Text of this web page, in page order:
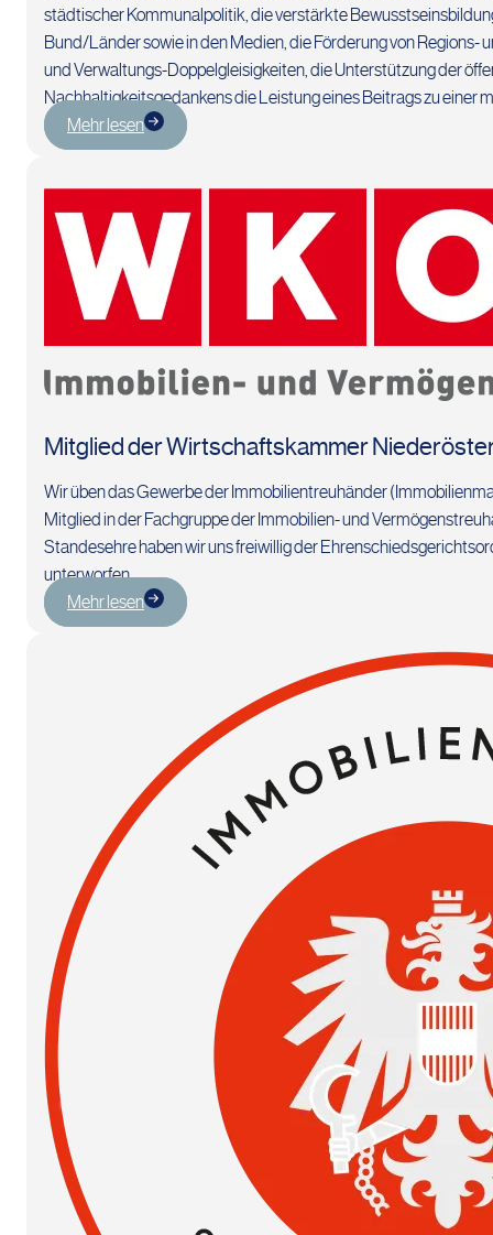
städtischer Kommunalpolitik, die verstärkte
Bund/Länder sowie in den Medien, die Förderung von
und Verwaltungs-Doppelgleisigkeiten, die Unterstützung der
Nachhaltigkeitsgedankens die Leistung eines Beitrags zu einer
Mehr lesen
Mitglied der Wirtschaftskammer
Wir üben das Gewerbe der Immobilientreuhänder
Mitglied in der Fachgruppe der Immobilien- und
Standesehre haben wir uns freiwillig der
unterworfen.
Mehr lesen